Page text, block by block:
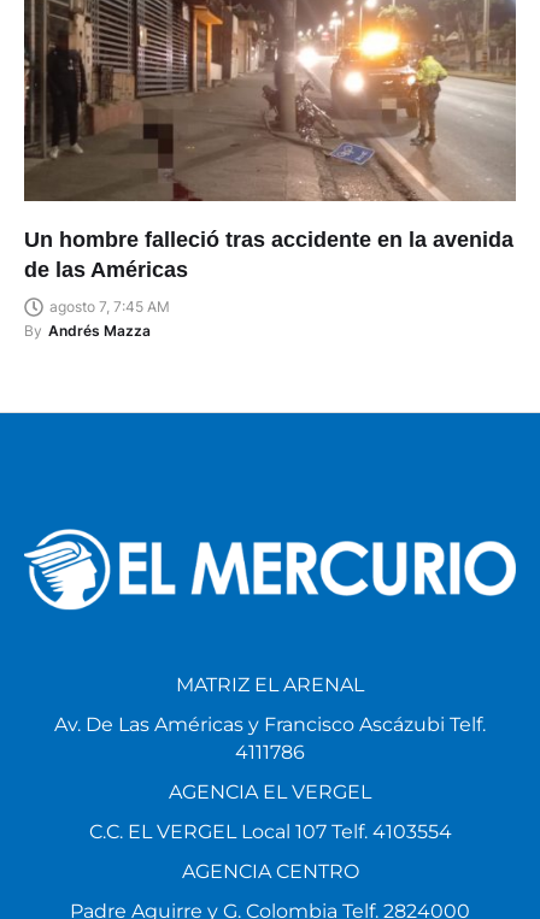
Un hombre falleció tras accidente en la avenida
de las Américas
agosto 7, 7:45 AM
By Andrés Mazza
MATRIZ EL ARENAL
Av. De Las Américas y Francisco Ascázubi Telf.
4111786
AGENCIA EL VERGEL
C.C. EL VERGEL Local 107 Telf. 4103554
AGENCIA CENTRO
Padre Aguirre y G. Colombia Telf. 2824000